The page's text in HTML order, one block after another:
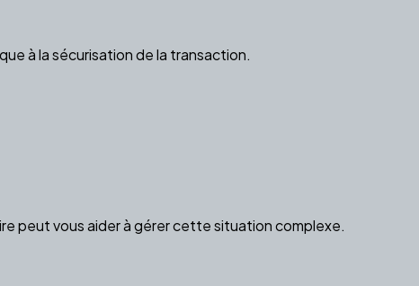
à la sécurisation de la transaction.
peut vous aider à gérer cette situation complexe.